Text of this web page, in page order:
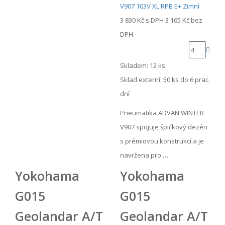
3 830 Kč s DPH 3 165 Kč bez
DPH
Skladem: 12 ks
Sklad externí: 50 ks do 6 prac.
dní
Pneumatika ADVAN WINTER
V907 spojuje špičkový dezén
s prémiovou konstrukcí a je
navržena pro …
Yokohama
G015
Geolandar A/T
Yokohama
G015
Geolandar A/T